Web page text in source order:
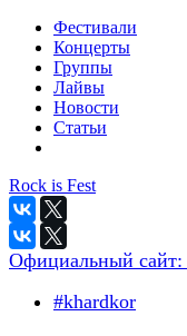
Фестивали
Концерты
Группы
Лайвы
Новости
Статьи
Rock is Fest
Официальный сайт:
#khardkor